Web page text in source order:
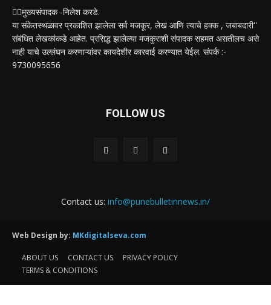
✍🏻मुख्यसंपादक -निलेश करडे.
या संकेतस्थळावर प्रकाशित झालेला सर्व मजकूर, लेख आणि त्याचे हक्क , जबाबदारी''
संबंधित लेखकांकडे आहेत. प्रसिद्ध झालेल्या मजकुराशी संपादक सहमत असतीलच असे
नाही याचे उल्लंघन करणाऱ्यांवर कायदेशीर कारवाई करण्यात येईल. संपर्क :-
9730095656
FOLLOW US
Contact us: info@punebulletinnews.in/
Web Design by: MKdigitalseva.com
ABOUT US CONTACT US
PRIVACY POLICY
TERMS & CONDITIONS